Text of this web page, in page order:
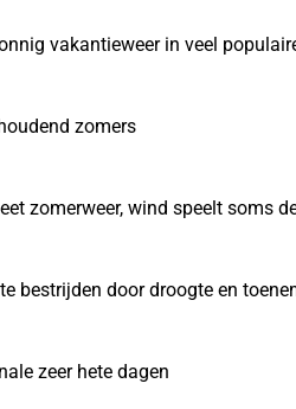
vakantieweer in veel
zomers
zomerweer, wind speelt soms
bestrijden door droogte en
zeer hete dagen